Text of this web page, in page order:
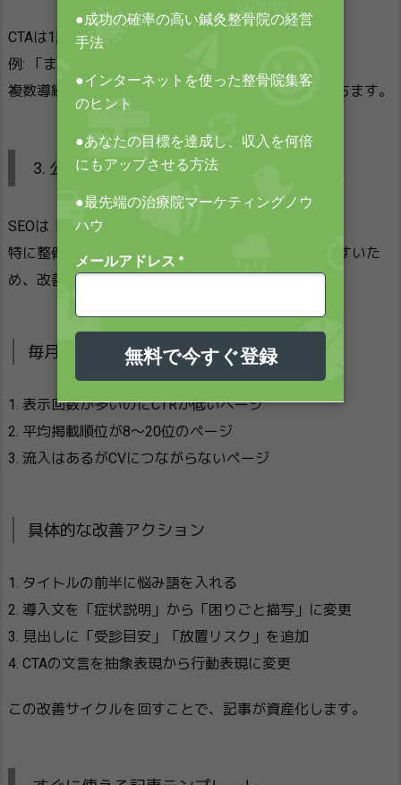
CTAは1記事に1つの主導線を基本にします。
例: 「まずLINE公式アカウントで現状を相談する」
複数導線を乱立させると、行動が分散してCVRが落ちます。
3. 公開後の改善で成果が決まる
SEOは「公開」がスタートです。
特に整骨院領域は、同じ症状ワードで競合が増えやすいた
め、改善運用が必須です。
毎月の確認指標（最低限）
1. 表示回数が多いのにCTRが低いページ
2. 平均掲載順位が8〜20位のページ
3. 流入はあるがCVにつながらないページ
具体的な改善アクション
1. タイトルの前半に悩み語を入れる
2. 導入文を「症状説明」から「困りごと描写」に変更
3. 見出しに「受診目安」「放置リスク」を追加
4. CTAの文言を抽象表現から行動表現に変更
この改善サイクルを回すことで、記事が資産化します。